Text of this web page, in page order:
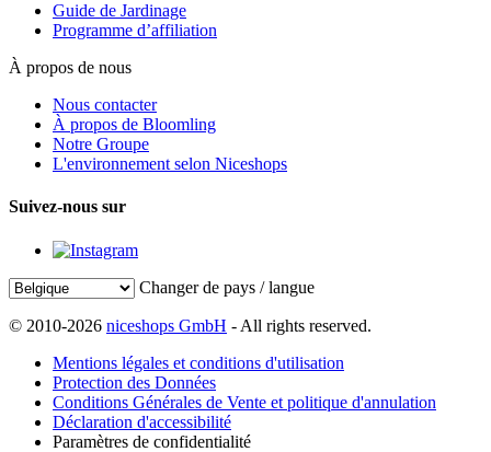
Guide de Jardinage
Programme d’affiliation
À propos de nous
Nous contacter
À propos de Bloomling
Notre Groupe
L'environnement selon Niceshops
Suivez-nous sur
Changer de pays / langue
© 2010-2026 niceshops GmbH - All rights reserved.
Mentions légales et conditions d'utilisation
Protection des Données
Conditions Générales de Vente et politique d'annulation
Déclaration d'accessibilité
Paramètres de confidentialité